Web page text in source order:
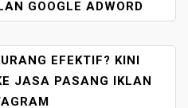
GOOGLE ADWORD
EFEKTIF? KINI
JASA PASANG IKLAN